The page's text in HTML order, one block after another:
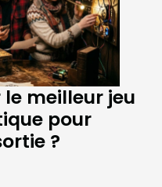
meilleur jeu
pour
?